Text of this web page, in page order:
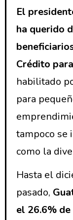
El
ha querido
Crédito
habilitado
para
tampoco se
como la
Hasta el
pasado,
el 26.6%